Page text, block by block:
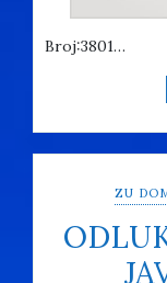
Broj:3801…
ZU